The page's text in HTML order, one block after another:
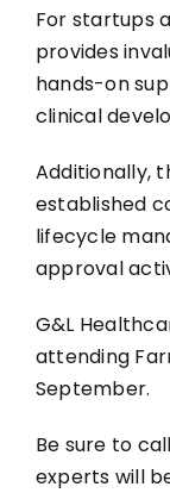
For startups
provides
hands-on
clinical
Additionally,
established
lifecycle
approval
G&L
attending
September.
Be sure to
experts will